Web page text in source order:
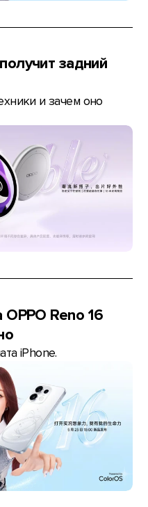
задний
и зачем оно
Reno 16
iPhone.